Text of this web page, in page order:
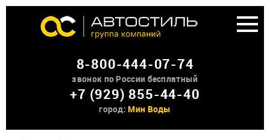
Аренда доп оборудования
О нас
Контакты
8-800-444-07-74
звонок по России бесплатный
+7 (929) 855-44-40
город: Мин Воды